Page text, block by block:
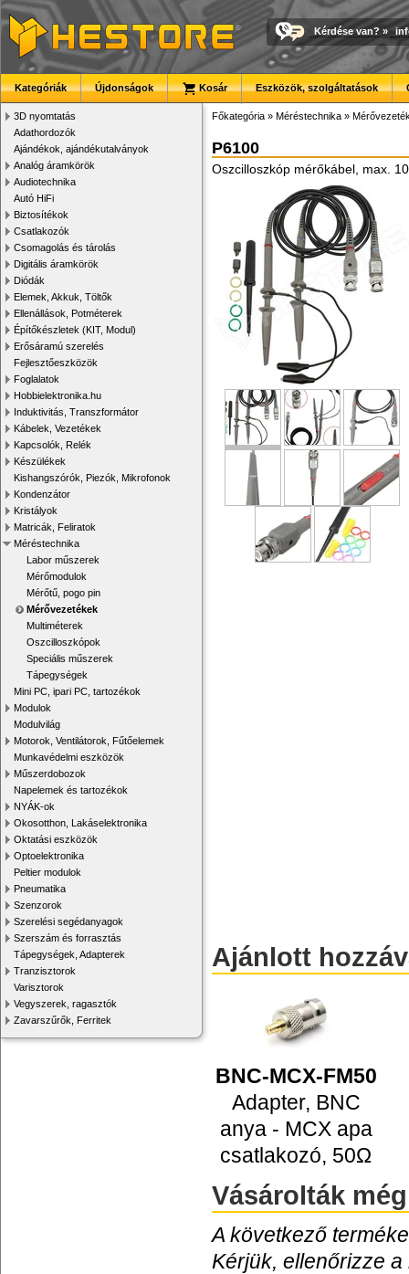
Kérdése van? »
Kategóriák Újdonságok Kosár Eszközök, szolgáltatások
3D nyomtatás
Adathordozók
Ajándékok, ajándékutalványok
Analóg áramkörök
Audiotechnika
Autó HiFi
Biztosítékok
Csatlakozók
Csomagolás és tárolás
Digitális áramkörök
Diódák
Elemek, Akkuk, Töltők
Ellenállások, Potméterek
Építőkészletek (KIT, Modul)
Erősáramú szerelés
Fejlesztőeszközök
Foglalatok
Hobbielektronika.hu
Induktivitás, Transzformátor
Kábelek, Vezetékek
Kapcsolók, Relék
Készülékek
Kishangszórók, Piezók, Mikrofonok
Kondenzátor
Kristályok
Matricák, Feliratok
Méréstechnika
Labor műszerek
Mérőmodulok
Mérőtű, pogo pin
Mérővezetékek
Multiméterek
Oszcilloszkópok
Speciális műszerek
Tápegységek
Mini PC, ipari PC, tartozékok
Modulok
Modulvilág
Motorok, Ventilátorok, Fűtőelemek
Munkavédelmi eszközök
Műszerdobozok
Napelemek és tartozékok
NYÁK-ok
Okosotthon, Lakáselektronika
Oktatási eszközök
Optoelektronika
Peltier modulok
Pneumatika
Szenzorok
Szerelési segédanyagok
Szerszám és forrasztás
Tápegységek, Adapterek
Tranzisztorok
Varisztorok
Vegyszerek, ragasztók
Zavarszűrők, Ferritek
Főkategória » Méréstechnika »
P6100
Oszcilloszkóp mérőkábel, max.
Ajánlott
BNC-MCX-FM50
Adapter, BNC
anya - MCX apa
csatlakozó, 50Ω
Vásárolták még
A következő
Kérjük, ellenőrizze